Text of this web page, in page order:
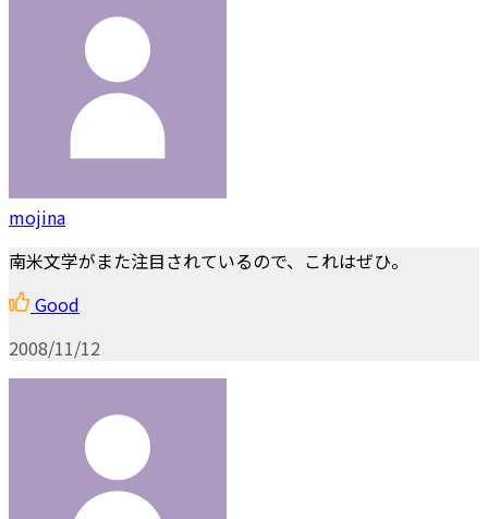
mojina
南米文学がまた注目されているので、これはぜひ。
Good
2008/11/12